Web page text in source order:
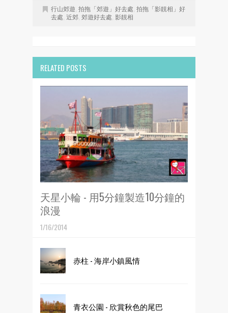
行山郊遊, 拍拖「郊遊」好去處, 拍拖「影靚相」好
去處, 近郊, 郊遊好去處, 影靚相
RELATED POSTS
天星小輪 - 用5分鐘製造10分鐘的
浪漫
1/16/2014
赤柱 - 海岸小鎮風情
青衣公園 - 欣賞秋色的尾巴